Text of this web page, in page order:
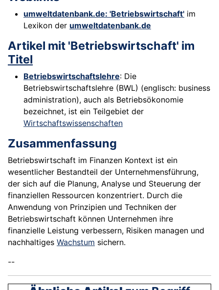
umweltdatenbank.de: 'Betriebswirtschaft' im
Lexikon der umweltdatenbank.de
Artikel mit 'Betriebswirtschaft' im
Titel
Betriebswirtschaftslehre: Die
Betriebswirtschaftslehre (BWL) (englisch: business
administration), auch als Betriebsökonomie
bezeichnet, ist ein Teilgebiet der
Wirtschaftswissenschaften
Zusammenfassung
Betriebswirtschaft im Finanzen Kontext ist ein
wesentlicher Bestandteil der Unternehmensführung,
der sich auf die Planung, Analyse und Steuerung der
finanziellen Ressourcen konzentriert. Durch die
Anwendung von Prinzipien und Techniken der
Betriebswirtschaft können Unternehmen ihre
finanzielle Leistung verbessern, Risiken managen und
nachhaltiges Wachstum sichern.
--